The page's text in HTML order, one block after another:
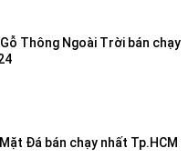
Thông Ngoài Trời bán chạy
Đá bán chạy nhất Tp.HCM